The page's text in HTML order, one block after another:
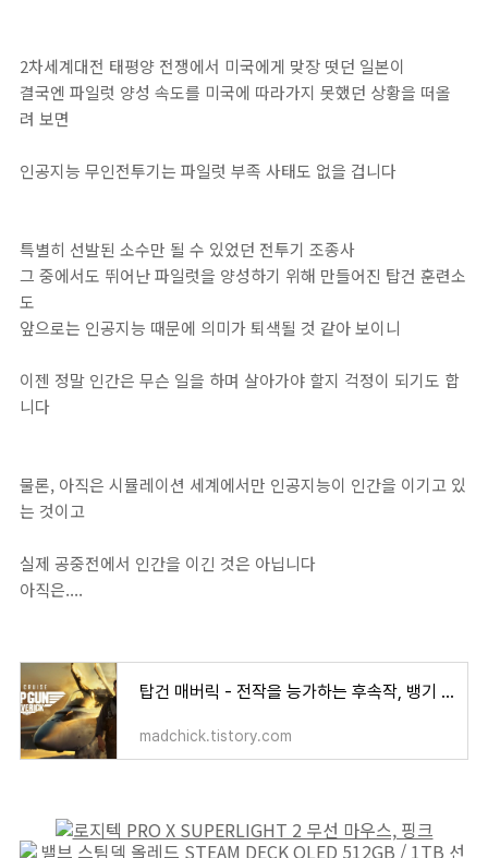
2차세계대전 태평양 전쟁에서 미국에게 맞장 떳던 일본이
결국엔 파일럿 양성 속도를 미국에 따라가지 못했던 상황을 떠올
려 보면
인공지능 무인전투기는 파일럿 부족 사태도 없을 겁니다
특별히 선발된 소수만 될 수 있었던 전투기 조종사
그 중에서도 뛰어난 파일럿을 양성하기 위해 만들어진 탑건 훈련소
도
앞으로는 인공지능 때문에 의미가 퇴색될 것 같아 보이니
이젠 정말 인간은 무슨 일을 하며 살아가야 할지 걱정이 되기도 합
니다
물론, 아직은 시뮬레이션 세계에서만 인공지능이 인간을 이기고 있
는 것이고
실제 공중전에서 인간을 이긴 것은 아닙니다
아직은....
탑건 매버릭 - 전작을 능가하는 후속작, 뱅기 좋아하면 이건 봐야지
madchick.tistory.com